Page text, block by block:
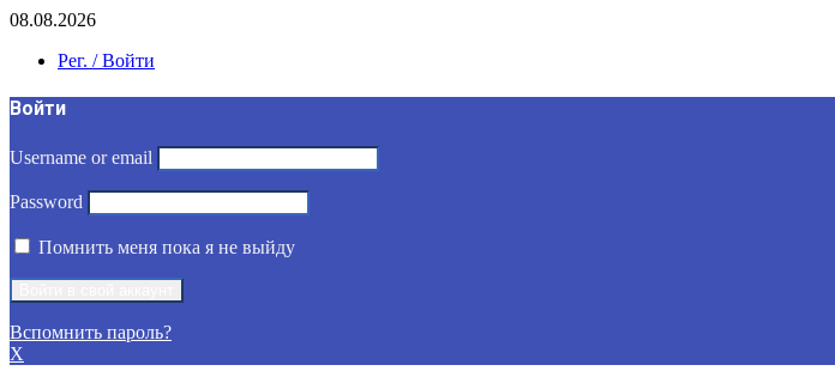
08.08.2026
Рег. / Войти
Войти
Username or email
Password
Помнить меня пока я не выйду
Вспомнить пароль?
X